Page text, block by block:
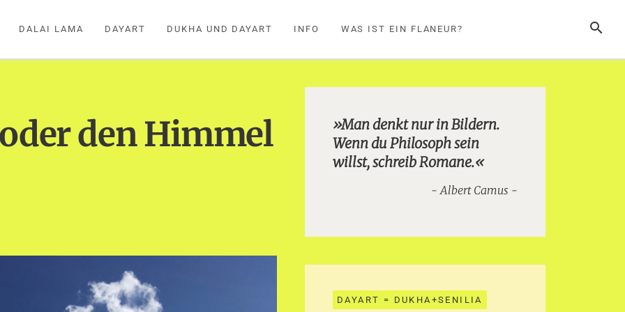
SUCHE
DALAI LAMA DAYART DUKHA UND DAYART INFO WAS IST EIN FLANEUR?
den Himmel
»Man denkt nur in Bildern.
Wenn du Philosoph sein
willst, schreib Romane.«
Albert Camus
DAYART = DUKHA+SENILIA